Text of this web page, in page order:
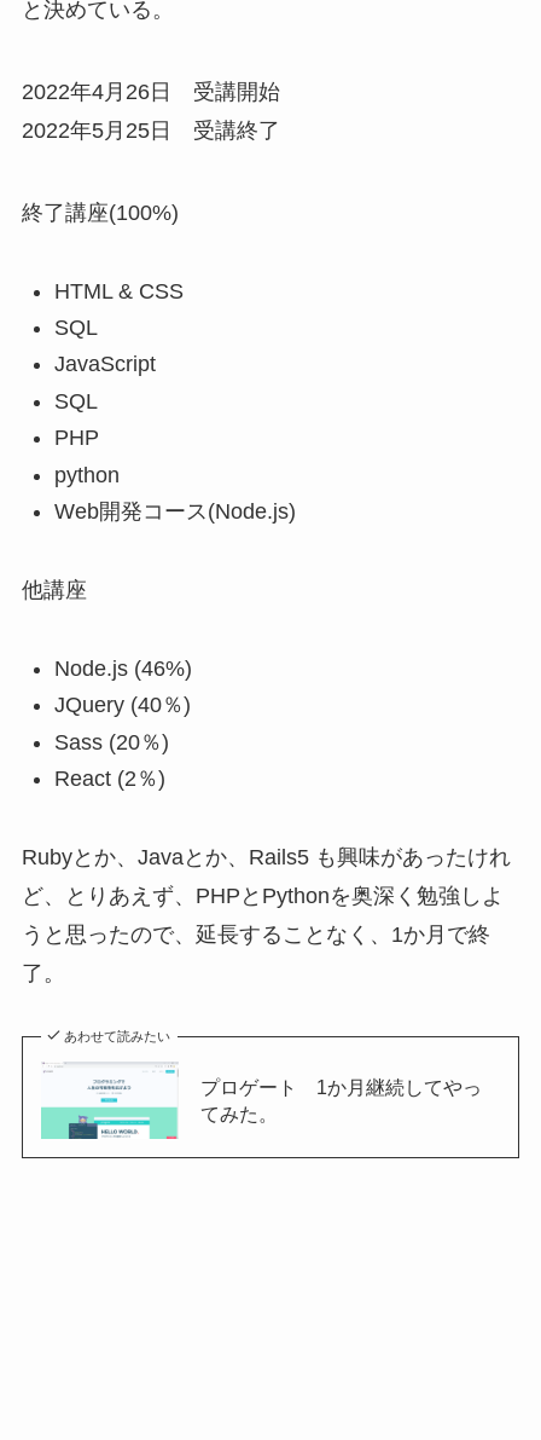
と決めている。
2022年4月26日 受講開始
2022年5月25日 受講終了
終了講座(100%)
HTML & CSS
SQL
JavaScript
SQL
PHP
python
Web開発コース(Node.js)
他講座
Node.js (46%)
JQuery (40％)
Sass (20％)
React (2％)
Rubyとか、Javaとか、Rails5 も興味があったけれ
ど、とりあえず、PHPとPythonを奥深く勉強しよ
うと思ったので、延長することなく、1か月で終
了。
あわせて読みたい
プロゲート 1か月継続してやっ
てみた。